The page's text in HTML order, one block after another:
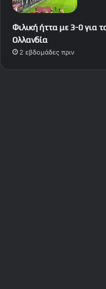
Φιλική ήττα με 3-0 για
Ολλανδία
2 εβδομάδες πριν